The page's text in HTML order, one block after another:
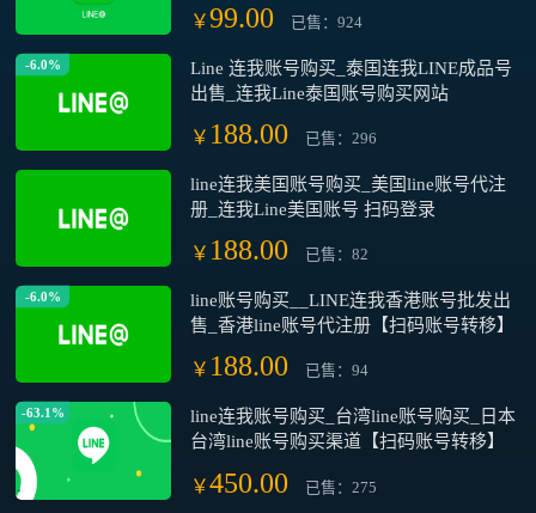
￥99.00 已售：924
-6.0%
Line 连我账号购买_泰国连我LINE成品号
出售_连我Line泰国账号购买网站
￥ 188.00 已售：296
line连我美国账号购买_美国line账号代注
册_连我Line美国账号 扫码登录
￥ 188.00 已售：82
-6.0%
line账号购买__LINE连我香港账号批发出
售_香港line账号代注册【扫码账号转移】
￥ 188.00 已售：94
-63.1%
line连我账号购买_台湾line账号购买_日本
台湾line账号购买渠道【扫码账号转移】
￥450.00 已售：275